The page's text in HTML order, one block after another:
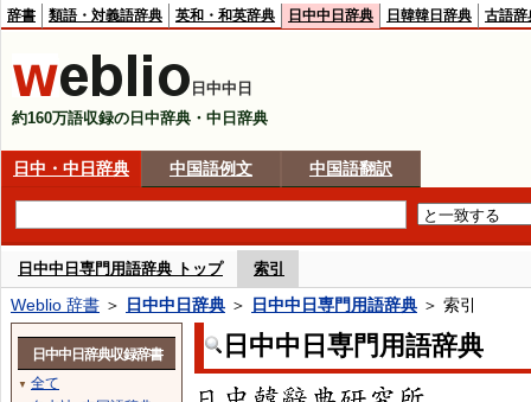
辞書 類語・対義語辞典 英和・和英辞典 日中中日辞典 日韓韓日辞典 古語辞
日中中日
約160万語収録の日中辞典・中日辞典
日中・中日辞典 中国語例文 中国語翻訳
日中中日専門用語辞典 トップ 索引
Weblio 辞書 ＞ 日中中日辞典 ＞ 日中中日専門用語辞典 ＞ 索引
日中中日専門用語辞典
日中中日辞典収録辞書
▼ 全て